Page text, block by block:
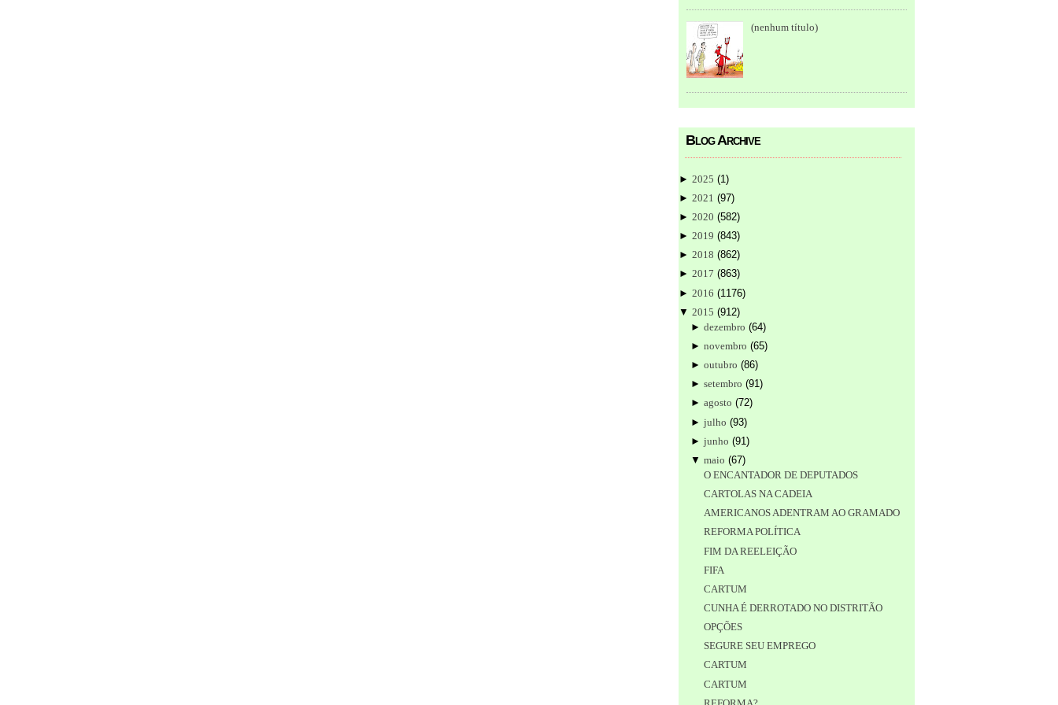
(nenhum título)
Blog Archive
► 2025 (1 )
► 2021 (97)
► 2020 (582)
► 2019 (843)
► 2018 (862)
► 2017 (863)
► 2016 (1176)
▼ 2015 (912)
►dezembro (64)
►novembro (65)
►outubro (86)
►setembro (91)
►agosto (72)
►julho (93)
►junho (91)
▼maio (67)
O ENCANTADOR DE DEPUTADOS
CARTOLAS NA CADEIA
AMERICANOS ADENTRAM AO GRAMADO
REFORMA POLÍTICA
FIM DA REELEIÇÃO
FIFA
CARTUM
CUNHA É DERROTADO NO DISTRITÃO
OPÇÕES
SEGURE SEU EMPREGO
CARTUM
CARTUM